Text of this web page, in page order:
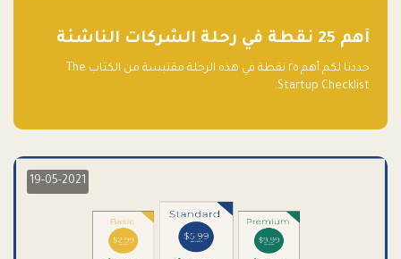
أهم 25 نقطة في رحلة الشركات الناشئة
حددنا لكم أهم ٢٥ نقطة في هذه الرحلة مقتبسة من الكتاب The
Startup Checklist.
19-05-2021